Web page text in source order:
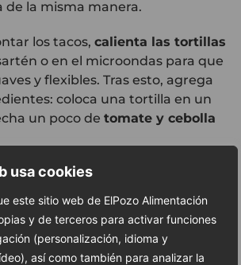
usa cookies
este sitio web de ElPozo Alimentación
y de terceros para activar funciones
(personalización, idioma y
así como también para analizar la
de la misma manera.
los tacos, calienta las tortillas
o en el microondas para que
y flexibles. Tras esto, agrega
coloca una tortilla en un
un poco de tomate y cebolla
añade elpollo y el guacamole
de los vegetales y agregando una
porción de guacamole casero sobre
crujiente.